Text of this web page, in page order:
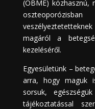
(OBME) közhasznú,
magáról a
kezeléséről.
Egyesületünk –
arra, hogy maguk
sorsuk,
tájékoztatással